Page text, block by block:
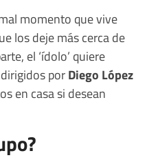
momento que vive
los deje más cerca de
el ‘ídolo’ quiere
porDiego López
en casa si desean